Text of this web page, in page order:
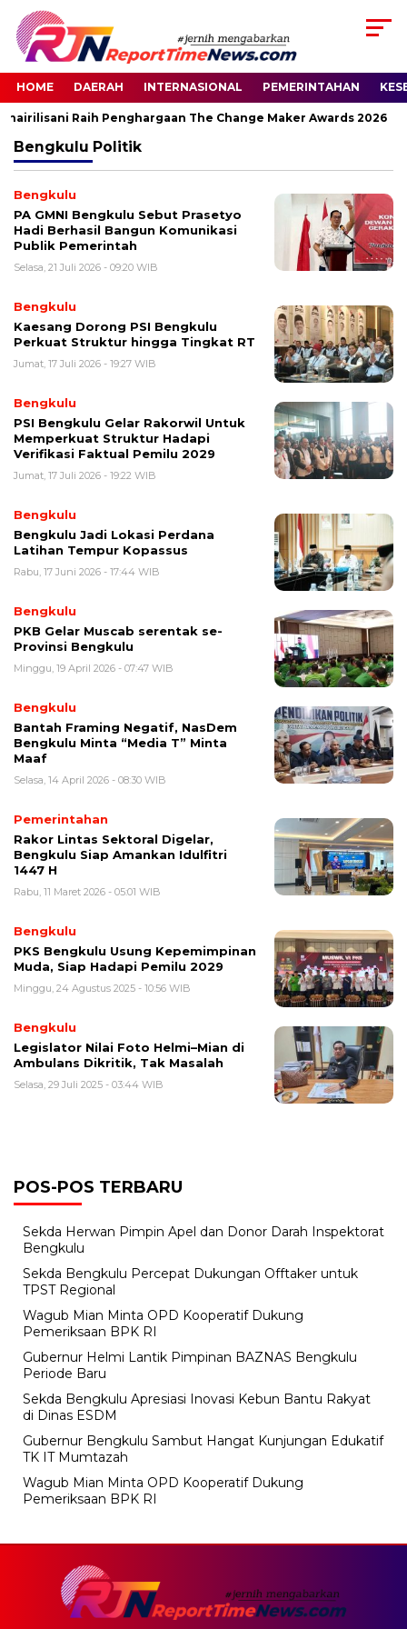
HOME DAERAH INTERNASIONAL PEMERINTAHAN
Raih Penghargaan The Change Maker Awards 2026
Bengkulu Politik
Bengkulu
PA GMNI Bengkulu Sebut Prasetyo
Hadi Berhasil Bangun Komunikasi
Publik Pemerintah
Selasa, 21 Juli 2026 - 09:20 WIB
Bengkulu
Kaesang Dorong PSI Bengkulu
Perkuat Struktur hingga Tingkat RT
Jumat, 17 Juli 2026 - 19:27 WIB
Bengkulu
PSI Bengkulu Gelar Rakorwil Untuk
Memperkuat Struktur Hadapi
Verifikasi Faktual Pemilu 2029
Jumat, 17 Juli 2026 - 19:22 WIB
Bengkulu
Bengkulu Jadi Lokasi Perdana
Latihan Tempur Kopassus
Rabu, 17 Juni 2026 - 17:44 WIB
Bengkulu
PKB Gelar Muscab serentak se-
Provinsi Bengkulu
Minggu, 19 April 2026 - 07:47 WIB
Bengkulu
Bantah Framing Negatif, NasDem
Bengkulu Minta “Media T” Minta
Maaf
Selasa, 14 April 2026 - 08:30 WIB
Pemerintahan
Rakor Lintas Sektoral Digelar,
Bengkulu Siap Amankan Idulfitri
1447 H
Rabu, 11 Maret 2026 - 05:01 WIB
Bengkulu
PKS Bengkulu Usung Kepemimpinan
Muda, Siap Hadapi Pemilu 2029
Minggu, 24 Agustus 2025 - 10:56 WIB
Bengkulu
Legislator Nilai Foto Helmi–Mian di
Ambulans Dikritik, Tak Masalah
Selasa, 29 Juli 2025 - 03:44 WIB
POS-POS TERBARU
Sekda Herwan Pimpin Apel dan Donor Darah Inspektorat
Bengkulu
Sekda Bengkulu Percepat Dukungan Offtaker untuk
TPST Regional
Wagub Mian Minta OPD Kooperatif Dukung
Pemeriksaan BPK RI
Gubernur Helmi Lantik Pimpinan BAZNAS Bengkulu
Periode Baru
Sekda Bengkulu Apresiasi Inovasi Kebun Bantu Rakyat
di Dinas ESDM
Gubernur Bengkulu Sambut Hangat Kunjungan Edukatif
TK IT Mumtazah
Wagub Mian Minta OPD Kooperatif Dukung
Pemeriksaan BPK RI